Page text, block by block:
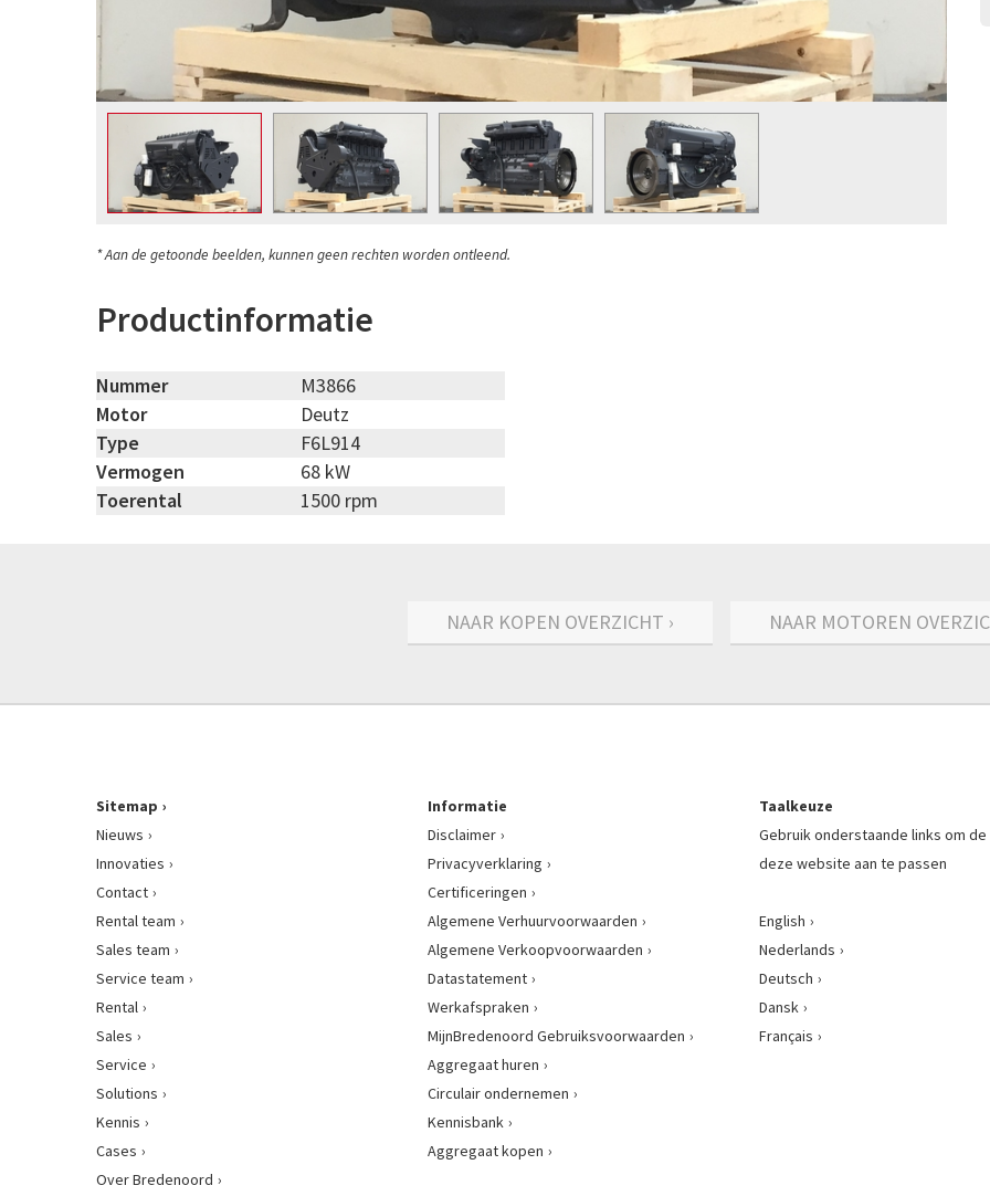
* Aan de getoonde beelden, kunnen geen rechten worden ontleend.
Productinformatie
Nummer
M3866
Motor
Deutz
Type
F6L914
Vermogen
68 kW
Toerental
1500 rpm
NAAR KOPEN OVERZICHT › NAAR MOTOREN
Sitemap
Nieuws
Innovaties
Contact
Rental team
Sales team
Service team
Rental
Sales
Service
Solutions
Kennis
Cases
Over Bredenoord
Informatie
Disclaimer
Privacyverklaring
Certificeringen
Algemene Verhuurvoorwaarden
Algemene Verkoopvoorwaarden
Datastatement
Werkafspraken
MijnBredenoord Gebruiksvoorwaarden
Aggregaat huren
Circulair ondernemen
Kennisbank
Aggregaat kopen
Taalkeuze
Gebruik onderstaande links om de
deze website aan te passen
English
Nederlands
Deutsch
Dansk
Français